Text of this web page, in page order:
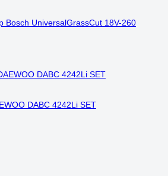
Bosch UniversalGrassCut 18V-260
DABC 4242Li SET